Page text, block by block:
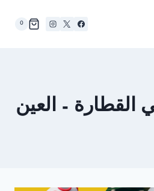
0
– العين